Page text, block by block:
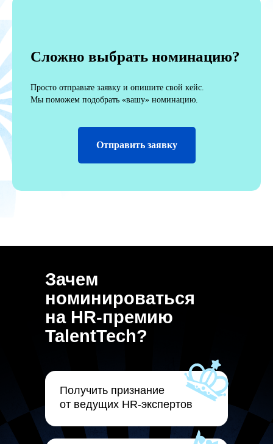
Cложно выбрать номинацию?
Просто отправьте заявку и опишите свой кейс
Мы поможем подобрать «вашу» номинацию.
Отправить заявку
Зачем
номинироваться
на HR-премию
TalentTech?
Получить признание
от ведущих HR-экспертов